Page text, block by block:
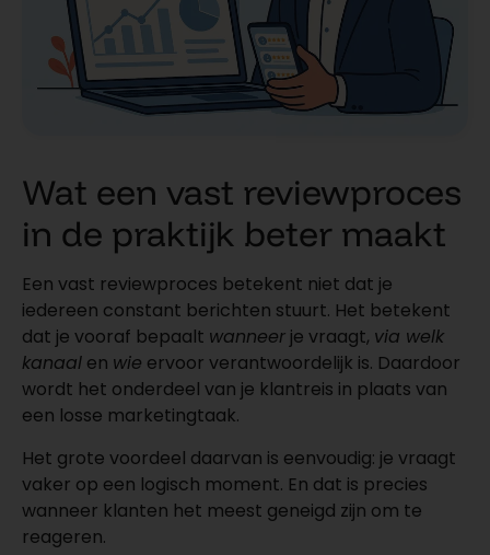
Wat een vast reviewproces
in de praktijk beter maakt
Een vast reviewproces betekent niet dat je
iedereen constant berichten stuurt. Het betekent
dat je vooraf bepaalt wanneer je vraagt, via welk
kanaal en wie ervoor verantwoordelijk is. Daardoor
wordt het onderdeel van je klantreis in plaats van
een losse marketingtaak.
Het grote voordeel daarvan is eenvoudig: je vraagt
vaker op een logisch moment. En dat is precies
wanneer klanten het meest geneigd zijn om te
reageren.